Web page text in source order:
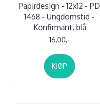
Papirdesign - 12x12 - PD
1468 - Ungdomstid -
Konfirmant, blå
16,00,-
KJØP